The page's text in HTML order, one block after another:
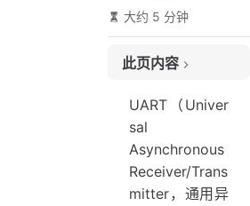
大约 5 分钟
此页内容
主要特点
UART数据帧结构
应用场景
UART（Univer
sal
Asynchronous
Receiver/Trans
mitter，通用异